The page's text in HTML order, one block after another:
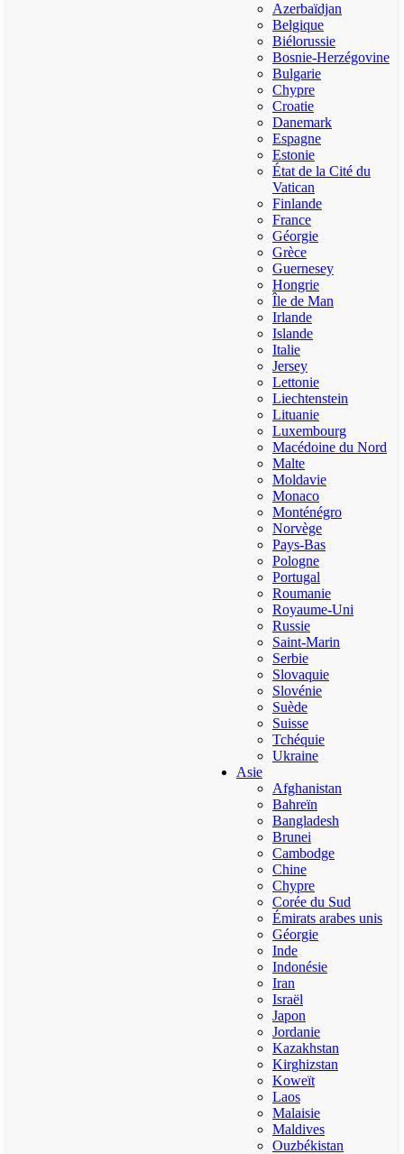
Azerbaïdjan
Belgique
Biélorussie
Bosnie-Herzégovine
Bulgarie
Chypre
Croatie
Danemark
Espagne
Estonie
État de la Cité du
Vatican
Finlande
France
Géorgie
Grèce
Guernesey
Hongrie
Île de Man
Irlande
Islande
Italie
Jersey
Lettonie
Liechtenstein
Lituanie
Luxembourg
Macédoine du Nord
Malte
Moldavie
Monaco
Monténégro
Norvège
Pays-Bas
Pologne
Portugal
Roumanie
Royaume-Uni
Russie
Saint-Marin
Serbie
Slovaquie
Slovénie
Suède
Suisse
Tchéquie
Ukraine
Asie
Afghanistan
Bahreïn
Bangladesh
Brunei
Cambodge
Chine
Chypre
Corée du Sud
Émirats arabes unis
Géorgie
Inde
Indonésie
Iran
Israël
Japon
Jordanie
Kazakhstan
Kirghizstan
Koweït
Laos
Malaisie
Maldives
Ouzbékistan